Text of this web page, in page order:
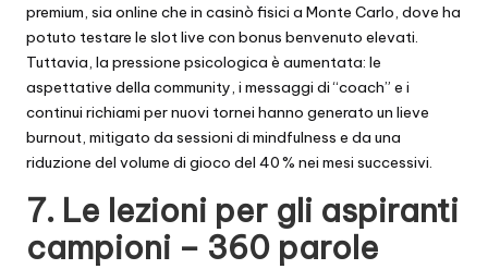
premium, sia online che in casinò fisici a Monte Carlo, dove ha
potuto testare le slot live con bonus benvenuto elevati.
Tuttavia, la pressione psicologica è aumentata: le
aspettative della community, i messaggi di “coach” e i
continui richiami per nuovi tornei hanno generato un lieve
burnout, mitigato da sessioni di mindfulness e da una
riduzione del volume di gioco del 40 % nei mesi successivi.
7. Le lezioni per gli aspiranti
campioni – 360 parole